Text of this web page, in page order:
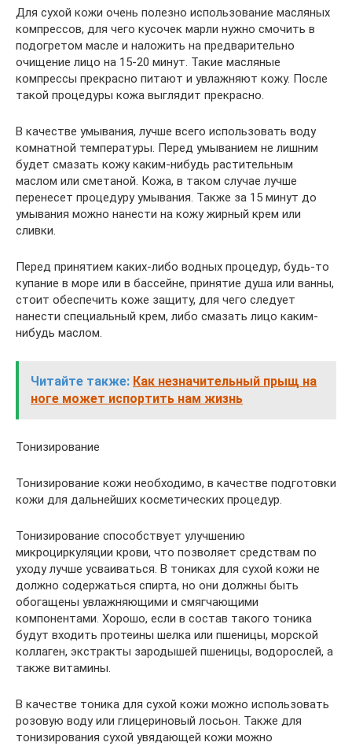
Для сухой кожи очень полезно использование масляных
компрессов, для чего кусочек марли нужно смочить в
подогретом масле и наложить на предварительно
очищение лицо на 15-20 минут. Такие масляные
компрессы прекрасно питают и увлажняют кожу. После
такой процедуры кожа выглядит прекрасно.
В качестве умывания, лучше всего использовать воду
комнатной температуры. Перед умыванием не лишним
будет смазать кожу каким-нибудь растительным
маслом или сметаной. Кожа, в таком случае лучше
перенесет процедуру умывания. Также за 15 минут до
умывания можно нанести на кожу жирный крем или
сливки.
Перед принятием каких-либо водных процедур, будь-то
купание в море или в бассейне, принятие душа или ванны,
стоит обеспечить коже защиту, для чего следует
нанести специальный крем, либо смазать лицо каким-
нибудь маслом.
Читайте также: Как незначительный прыщ на
ноге может испортить нам жизнь
Тонизирование
Тонизирование кожи необходимо, в качестве подготовки
кожи для дальнейших косметических процедур.
Тонизирование способствует улучшению
микроциркуляции крови, что позволяет средствам по
уходу лучше усваиваться. В тониках для сухой кожи не
должно содержаться спирта, но они должны быть
обогащены увлажняющими и смягчающими
компонентами. Хорошо, если в состав такого тоника
будут входить протеины шелка или пшеницы, морской
коллаген, экстракты зародышей пшеницы, водорослей, а
также витамины.
В качестве тоника для сухой кожи можно использовать
розовую воду или глицериновый лосьон. Также для
тонизирования сухой увядающей кожи можно